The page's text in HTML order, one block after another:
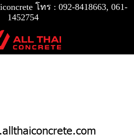
โทร : 092-8418663, 061-
1452754